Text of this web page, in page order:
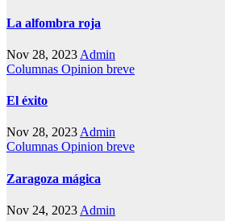
La alfombra roja
Nov 28, 2023 Admin
Columnas Opinion breve
El éxito
Nov 28, 2023Admin
Columnas Opinion breve
Zaragoza mágica
Nov 24, 2023 Admin